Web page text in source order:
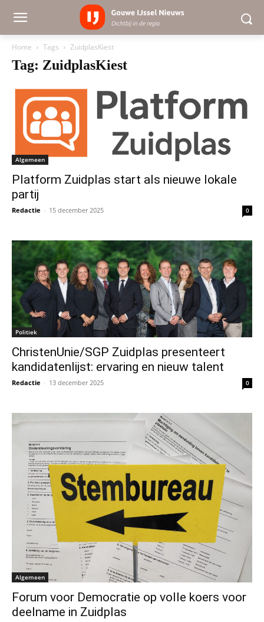
Home Tags ZuidplasKiest
Tag: ZuidplasKiest
Algemeen
Platform Zuidplas start als nieuwe lokale
partij
Redactie - 15 december 2025 0
Politiek
ChristenUnie/SGP Zuidplas presenteert
kandidatenlijst: ervaring en nieuw talent
Redactie - 13 december 2025 0
Algemeen
Forum voor Democratie op volle koers voor
deelname in Zuidplas